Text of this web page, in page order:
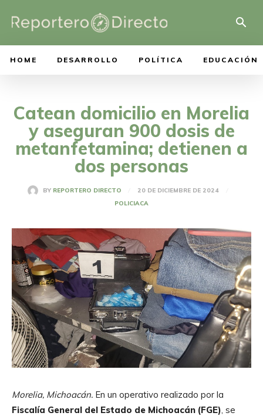
HOME DESARROLLO POLÍTICA EDUCACIÓN
Catean domicilio en Morelia
y aseguran 900 dosis de
metanfetamina; detienen a
dos personas
BY REPORTERO DIRECTO
20 DE DICIEMBRE DE 2024
POLICIACA
Morelia, Michoacán. En un operativo realizado por la
Fiscalía General del Estado de Michoacán (FGE), se